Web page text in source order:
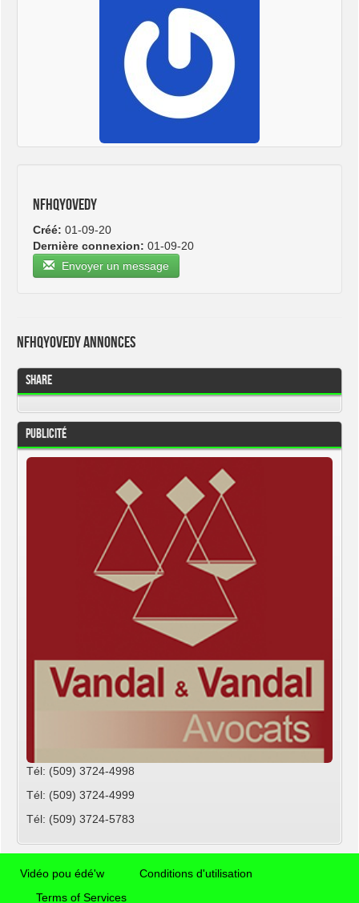
nfhqyovedy
Créé: 01-09-20
Dernière connexion: 01-09-20
Envoyer un message
nfhqyovedy Annonces
Share
Publicité
Tél: (509) 3724-4998
Tél: (509) 3724-4999
Tél: (509) 3724-5783
Vidéo pou édé'w
Conditions d'utilisation
Terms of Services